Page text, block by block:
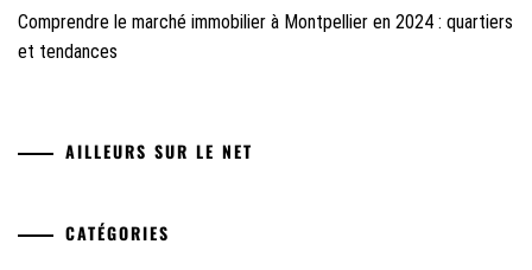
Comprendre le marché immobilier à Montpellier en 2024 : quartiers
et tendances
AILLEURS SUR LE NET
CATÉGORIES